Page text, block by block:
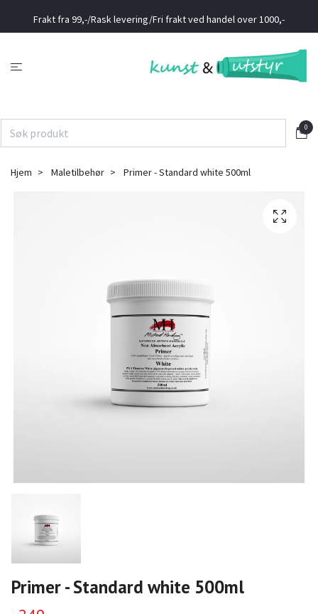
Frakt fra 99,-/Rask levering/Fri frakt ved handel over 1000,-
0
Hjem Maletilbehør Primer - Standard white 500ml
Primer - Standard white 500ml